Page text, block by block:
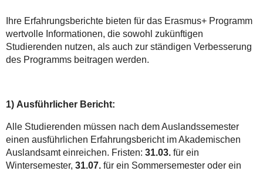
Ihre Erfahrungsberichte bieten für das Erasmus+ Programm
wertvolle Informationen, die sowohl zukünftigen
Studierenden nutzen, als auch zur ständigen Verbesserung
des Programms beitragen werden.
1) Ausführlicher Bericht:
Alle Studierenden müssen nach dem Auslandssemester
einen ausführlichen Erfahrungsbericht im Akademischen
Auslandsamt einreichen. Fristen: 31.03.für ein
Wintersemester, 31.07.für ein Sommersemester oder ein